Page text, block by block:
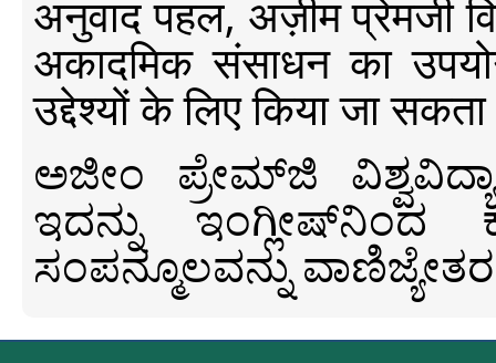
अनुवाद पहल, अज़ीम प्रेमजी
अकादमिक संसाधन का
उद्देश्यों के लिए किया जा
ಅಜೀಂ ಪ್ರೇಮ್‍ಜಿ
ಇದನ್ನು ಇಂಗ್ಲೀಷ್‍ನಿಂದ
ಸಂಪನ್ಮೂಲವನ್ನು